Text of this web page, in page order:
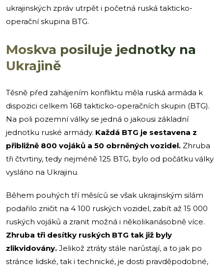
ukrajinských zpráv utrpět i početná ruská takticko-
operační skupina BTG.
Moskva posiluje jednotky na
Ukrajině
Těsně před zahájením konfliktu měla ruská armáda k
dispozici celkem 168 takticko-operačních skupin (BTG).
Na poli pozemní války se jedná o jakousi základní
jednotku ruské armády. Každá BTG je sestavena z
přibližně 800 vojáků a 50 obrněných vozidel. Zhruba
tři čtvrtiny, tedy nejméně 125 BTG, bylo od počátku války
vysláno na Ukrajinu.
Během pouhých tří měsíců se však ukrajinským silám
podařilo zničit na 4 100 ruských vozidel, zabít až 15 000
ruských vojáků a zranit možná i několikanásobně více.
Zhruba tři desítky ruských BTG tak již byly
zlikvidovány. Jelikož ztráty stále narůstají, a to jak po
stránce lidské, tak i technické, je dosti pravděpodobné,